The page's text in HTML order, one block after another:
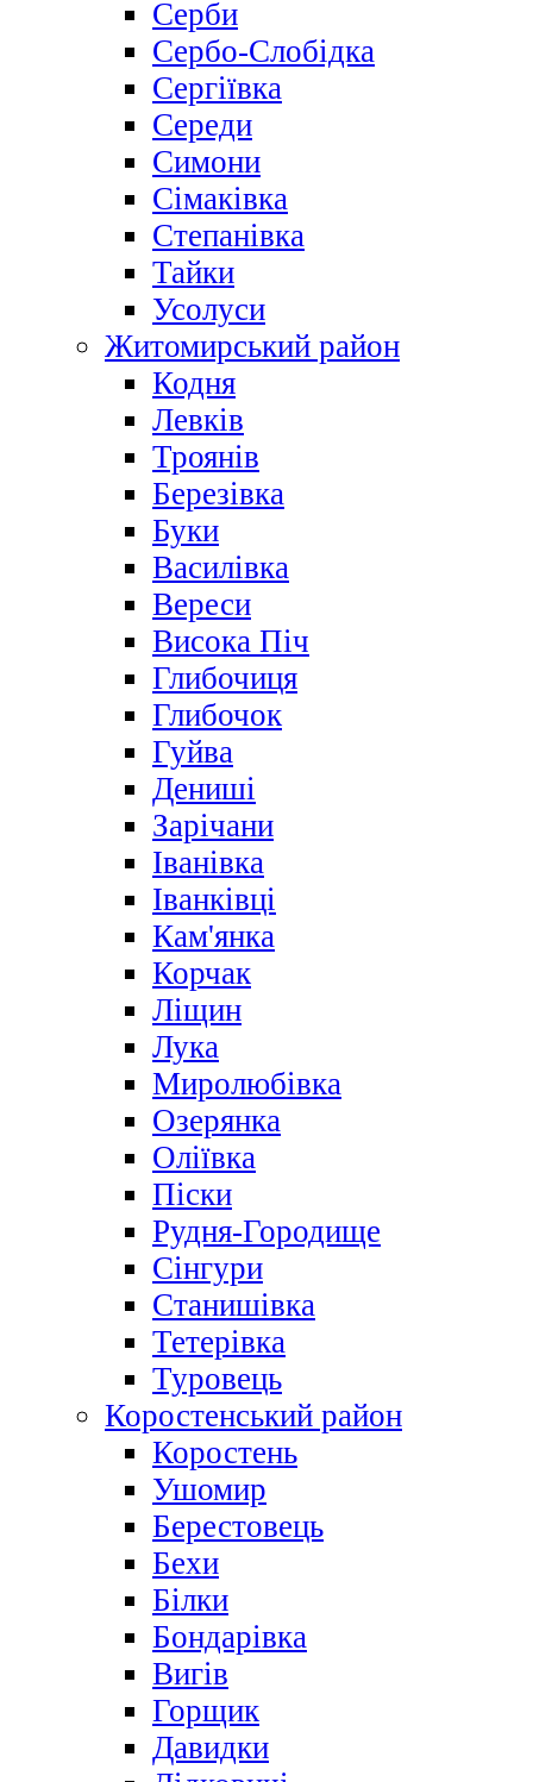
Серби
Сербо-Слобідка
Сергіївка
Середи
Симони
Сімаківка
Степанівка
Тайки
Усолуси
Житомирський район
Кодня
Левків
Троянів
Березівка
Буки
Василівка
Вереси
Висока Піч
Глибочиця
Глибочок
Гуйва
Дениші
Зарічани
Іванівка
Іванківці
Кам'янка
Корчак
Ліщин
Лука
Миролюбівка
Озерянка
Оліївка
Піски
Рудня-Городище
Сінгури
Станишівка
Тетерівка
Туровець
Коростенський район
Коростень
Ушомир
Берестовець
Бехи
Білки
Бондарівка
Вигів
Горщик
Давидки